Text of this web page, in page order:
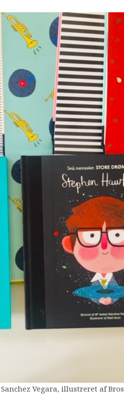
Vegara, illustreret af